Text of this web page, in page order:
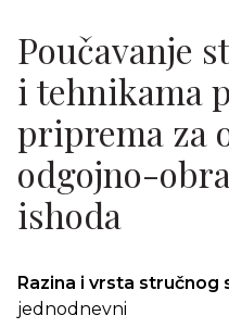
Poučavanje
i tehnikama
priprema za
odgojno-
ishoda
Razina i vrsta stručnog
jednodnevni